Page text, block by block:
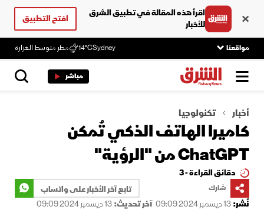
اقرأ هذه المقالة في تطبيق الشرق
للأخبار
افتح التطبيق
مواقعنا Sydney
14°C مطر متوسط الغزارة
مباشر
أخبار تكنولوجيا
كاميرا الهاتف الذكي تُمكن
ChatGPT من "الرؤية"
دقائق القراءة - 3
شارك
تابع آخر الأخبار على واتساب
نُشر:13 ديسمبر 2024 09:09 آخر تحديث:13 ديسمبر 2024 09:09